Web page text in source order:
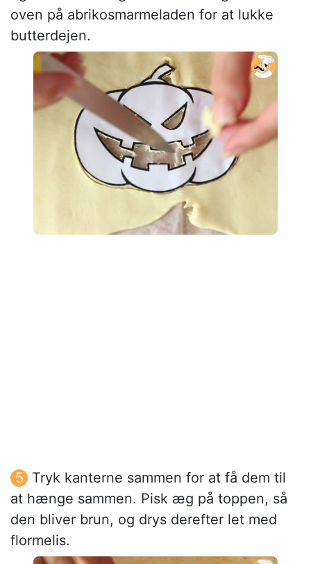
oven på abrikosmarmeladen for at lukke
butterdejen.
Tryk kanterne sammen for at få dem til
at hænge sammen. Pisk æg på toppen, så
den bliver brun, og drys derefter let med
flormelis.